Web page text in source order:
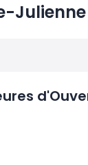
Julienne